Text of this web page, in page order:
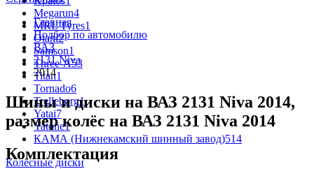
Megarun4
MRL Tyres1
Otani2
Samson1
Three-A53
Titan1
Tornado6
Trelleborg1
Yatai7
Yatone1
КАМА (Нижнекамский шинный завод)514
Колёсные диски
Главная
Подбор по автомобилю
ВАЗ
2131 Niva
2014
Шины и диски на ВАЗ 2131 Niva 2014,
размер колёс на ВАЗ 2131 Niva 2014
Комплектация